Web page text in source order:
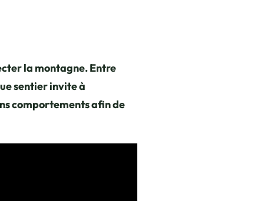
la montagne. Entre
sentier invite à
comportements afin de